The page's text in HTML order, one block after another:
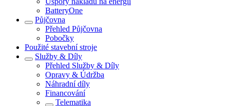
BatteryOne
Půjčovna
Přehled Půjčovna
Pobočky
Použité stavební stroje
Služby & Díly
Přehled Služby & Díly
Opravy & Údržba
Náhradní díly
Financování
Telematika